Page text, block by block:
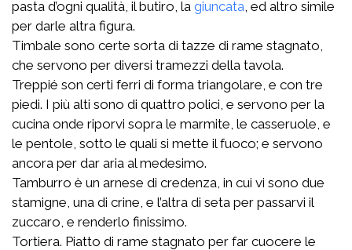
pasta d’ogni qualità, il butiro, la giuncata , ed altro simile
per darle altra figura.
Timbale sono certe sorta di tazze di rame stagnato,
che servono per diversi tramezzi della tavola.
Treppié son certi ferri di forma triangolare, e con tre
piedi. I più alti sono di quattro polici, e servono per la
cucina onde riporvi sopra le marmite, le casseruole, e
le pentole, sotto le quali si mette il fuoco; e servono
ancora per dar aria al medesimo.
Tamburro è un arnese di credenza, in cui vi sono due
stamigne, una di crine, e l’altra di seta per passarvi il
zuccaro, e renderlo finissimo.
Tortiera. Piatto di rame stagnato per far cuocere le